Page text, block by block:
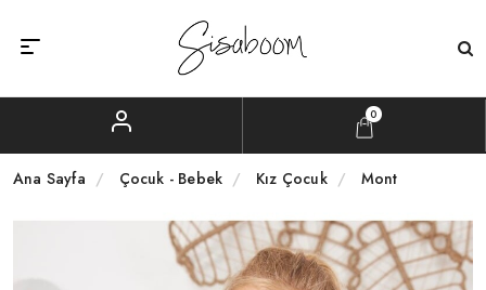
0
Ana Sayfa Çocuk - Bebek Kız Çocuk Mont